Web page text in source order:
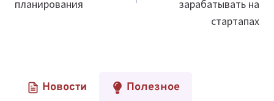
планирования
зарабатывать на
стартапах
Новости Полезное